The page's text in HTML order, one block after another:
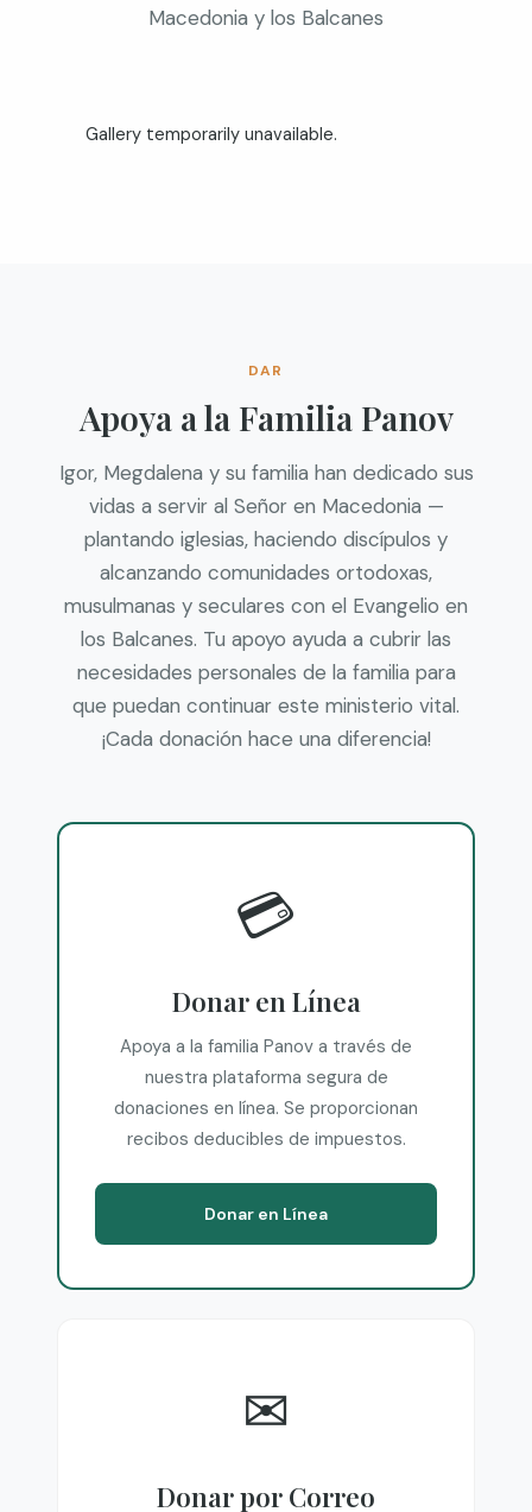
Macedonia y los Balcanes
Gallery temporarily unavailable.
DAR
Apoya a la Familia Panov
Igor, Megdalena y su familia han dedicado sus
vidas a servir al Señor en Macedonia —
plantando iglesias, haciendo discípulos y
alcanzando comunidades ortodoxas,
musulmanas y seculares con el Evangelio en
los Balcanes. Tu apoyo ayuda a cubrir las
necesidades personales de la familia para
que puedan continuar este ministerio vital.
¡Cada donación hace una diferencia!
💳
Donar en Línea
Apoya a la familia Panov a través de
nuestra plataforma segura de
donaciones en línea. Se proporcionan
recibos deducibles de impuestos.
Donar en Línea
✉
Donar por Correo